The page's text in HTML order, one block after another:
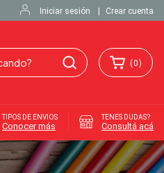
Iniciar sesión Crear cuenta
(0)
TIPOS DE ENVIOS
Conocer más
TENES DUDAS?
Consultá acá